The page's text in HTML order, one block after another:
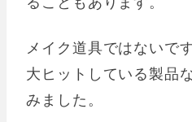
メイク道具ではないで
大ヒットしている製品
みました。